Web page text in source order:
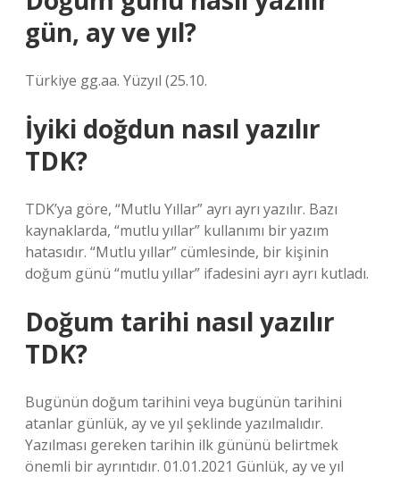
gün, ay ve yıl?
Türkiye gg.aa. Yüzyıl (25.10.
İyiki doğdun nasıl yazılır
TDK?
TDK’ya göre, “Mutlu Yıllar” ayrı ayrı yazılır. Bazı
kaynaklarda, “mutlu yıllar” kullanımı bir yazım
hatasıdır. “Mutlu yıllar” cümlesinde, bir kişinin
doğum günü “mutlu yıllar” ifadesini ayrı ayrı kutladı.
Doğum tarihi nasıl yazılır
TDK?
Bugünün doğum tarihini veya bugünün tarihini
atanlar günlük, ay ve yıl şeklinde yazılmalıdır.
Yazılması gereken tarihin ilk gününü belirtmek
önemli bir ayrıntıdır. 01.01.2021 Günlük, ay ve yıl